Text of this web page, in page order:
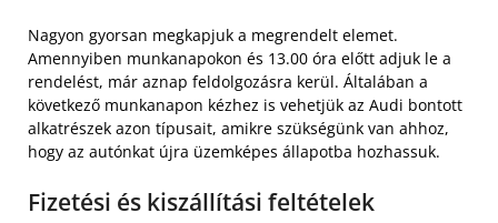
Nagyon gyorsan megkapjuk a megrendelt elemet.
Amennyiben munkanapokon és 13.00 óra előtt adjuk le a
rendelést, már aznap feldolgozásra kerül. Általában a
következő munkanapon kézhez is vehetjük az Audi bontott
alkatrészek azon típusait, amikre szükségünk van ahhoz,
hogy az autónkat újra üzemképes állapotba hozhassuk.
Fizetési és kiszállítási feltételek